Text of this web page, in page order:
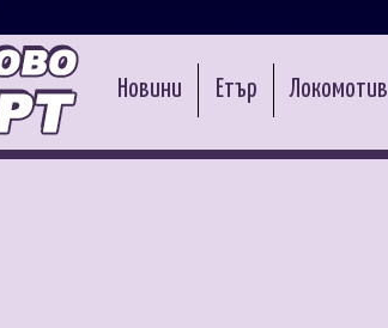
Новини Етър Локомотив